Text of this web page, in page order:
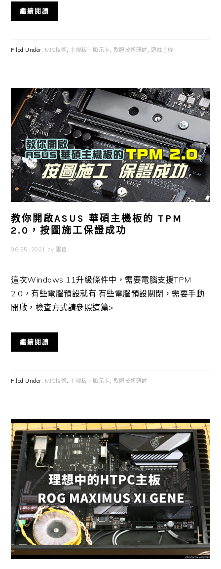
繼續閱讀
Filed Under: MIS技術 主機板、顯示卡 軟體技術研討 遊戲主機
教你開啟ASUS 華碩主機板的 TPM
2.0，按圖施工保證成功
06 25, 2021 by 雲爸
這次Windows 11升級條件中，需要電腦支援TPM
2.0，有些電腦預設就有 有些電腦預設關閉，需要手動
開啟，檢查方式請參照這篇> ...
繼續閱讀
Filed Under: MIS技術 主機板、顯示卡 軟體技術研討